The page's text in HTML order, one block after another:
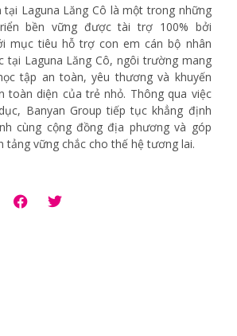
Laguna Lăng Cô là một trong những
bền vững được tài trợ 100% bởi
mục tiêu hỗ trợ con em cán bộ nhân
tại Laguna Lăng Cô, ngôi trường mang
tập an toàn, yêu thương và khuyến
toàn diện của trẻ nhỏ. Thông qua việc
Banyan Group tiếp tục khẳng định
cùng cộng đồng địa phương và góp
tảng vững chắc cho thế hệ tương lai.